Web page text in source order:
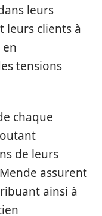
leurs
leurs clients à
tensions
chaque
de leurs
assurent
ainsi à